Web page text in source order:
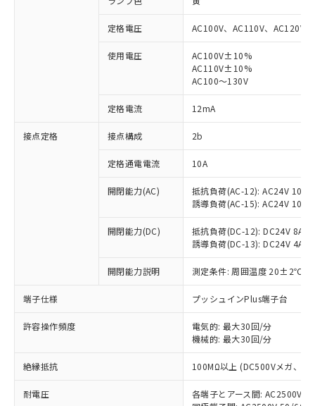
定格電圧 AC100V、AC110V、AC120V
使用電圧
AC100V±10%
AC110V±10%
AC100～130V
定格電流 12mA
接点定格 接点構成 2b
定格通電電流 10A
開閉能力(AC)
抵抗負荷(AC-12): AC24V 10A/
誘導負荷(AC-15): AC24V
開閉能力(DC)
抵抗負荷(DC-12): DC24V 8A/
誘導負荷(DC-13): DC24V 4A/
開閉能力説明 測定条件: 周囲温度 20±2℃、
端子仕様 プッシュインPlus端子台
許容操作頻度
電気的: 最大30回/分
機械的: 最大30回/分
絶縁抵抗 100MΩ以上 (DC500Vメガ、点
耐電圧
各端子とアース間: AC2500V
ご利用条件
以下の条件をお読みいただき、同意のうえ
本サービスは、当社制御機器事業取扱
商品の当社在庫状況および標準価格
(税抜)を提供させていただくもので
当社制御機器事業取扱商品の中には、
本サービスの対象外となる商品もある
ことをご了承ください。
在庫状況および標準価格照会結果は、
記載している更新日時点での社内デー
タに基づき作成されるものであり、閲
準価格とは異なる場合があることをご
対応済み：EU RoHS指令（10物質）の
非含有に対応した製品が提供可能な商品で
対応予定：EU RoHS指令（10物質）の非含
有に対応した製品に切り替える予定のある
対応予定なし：EU RoHS指令（10物質）の
非含有に非対応の商品で、対応品を出す予
調査・確認中：EU RoHS指令（10物質）の
非含有の対応状況を調査中または確認中の
非該当品：ライセンス料など無形物で、有
害物質有無と関係のない商品です。
仕入先様の事情により、非含有部品として
いたものが、含有品と判明した場合などや
むを得ず変更することがあります。
*EU RoHS指令（10物質）：
鉛(Pb) 1000ppm以下、 水銀(Hg) 1000ppm以下、 カド
六価クロム(Cr(Ⅵ)) 1000ppm以下、ポリ臭化ビフェニル
「○」：最大均質材料含有率が中国RoHSの
基準値以下であることを示します。
「×」：最大均質材料含有率が中国RoHSの
基準値を超えていることを示します。
「－」：未確認です。当社販売部門へお問
当社は、これら貴社製品のうち、外国
為替および外国貿易法に定める商品
（以下｢規制貨物等」という）を輸出
または国外への提供する場合は、日本
国政府の輸出許可(または役務取引許
可)を取得するなどの必要な手続きを